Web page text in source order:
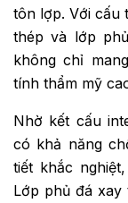
tôn lợp. Với cấu
thép và lớp
không chỉ
tính thẩm mỹ
Nhờ kết cấu
có khả năng
tiết khắc
Lớp phủ đá xay